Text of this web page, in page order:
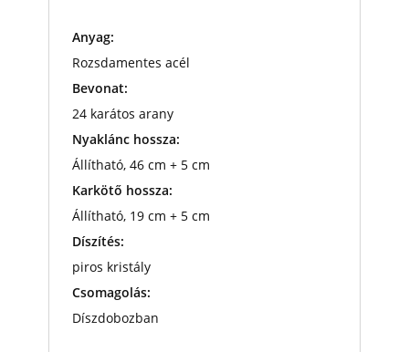
Anyag:
Rozsdamentes acél
Bevonat:
24 karátos arany
Nyaklánc hossza:
Állítható, 46 cm + 5 cm
Karkötő hossza:
Állítható, 19 cm + 5 cm
Díszítés:
piros kristály
Csomagolás:
Díszdobozban